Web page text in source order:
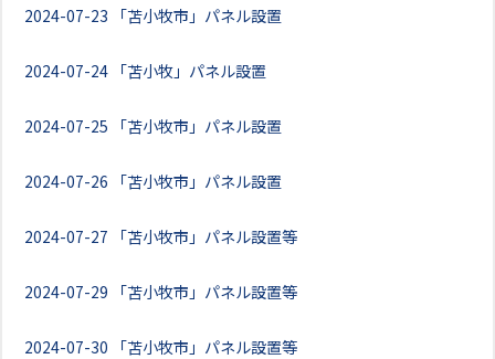
2024-07-23 「苫小牧市」パネル設置
2024-07-24 「苫小牧」パネル設置
2024-07-25 「苫小牧市」パネル設置
2024-07-26 「苫小牧市」パネル設置
2024-07-27 「苫小牧市」パネル設置等
2024-07-29 「苫小牧市」パネル設置等
2024-07-30 「苫小牧市」パネル設置等